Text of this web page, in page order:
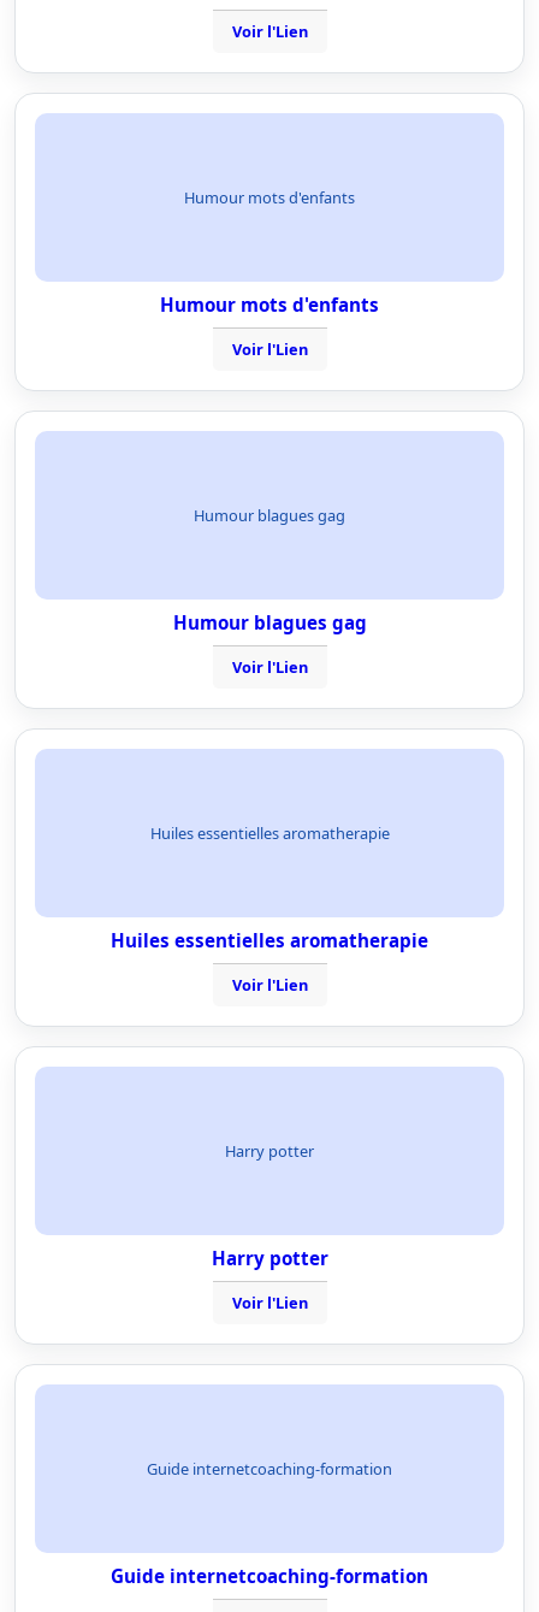
Voir l'Lien
Humour mots d'enfants
Humour mots d'enfants
Voir l'Lien
Humour blagues gag
Humour blagues gag
Voir l'Lien
Huiles essentielles aromatherapie
Huiles essentielles aromatherapie
Voir l'Lien
Harry potter
Harry potter
Voir l'Lien
Guide internetcoaching-formation
Guide internetcoaching-formation